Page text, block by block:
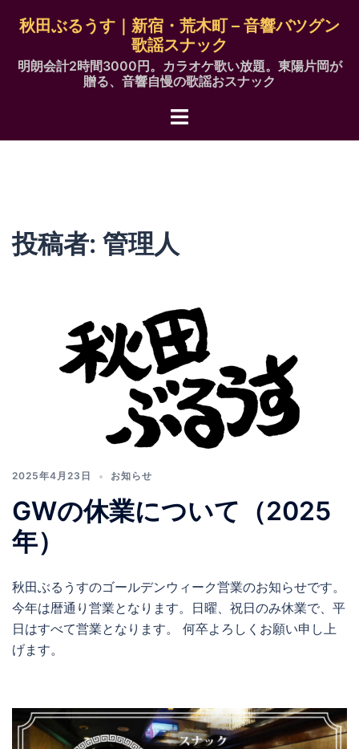
秋田ぶるうす｜新宿・荒木町 – 音響バツグン
歌謡スナック
明朗会計2時間3000円。カラオケ歌い放題。東陽片岡が
贈る、音響自慢の歌謡おスナック
ト
投稿者: 管理人
2025年4月23日 お知らせ
GWの休業について（2025
年）
秋田ぶるうすのゴールデンウィーク営業のお知らせです。
今年は暦通り営業となります。日曜、祝日のみ休業で、平
日はすべて営業となります。 何卒よろしくお願い申し上
げます。